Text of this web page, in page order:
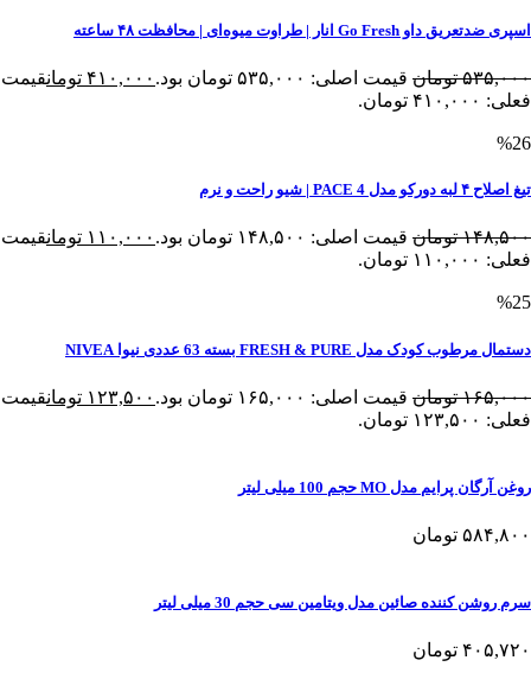
اسپری ضدتعریق داو Go Fresh انار | طراوت میوه‌ای | محافظت ۴۸ ساعته
۵۳۵,۰۰۰ تومان قیمت اصلی: ۵۳۵,۰۰۰ تومان بود. ۴۱۰,۰۰۰ تومانقیمت
فعلی: ۴۱۰,۰۰۰ تومان.
%26
تیغ اصلاح ۴ لبه دورکو مدل PACE 4 | شیو راحت و نرم
۱۴۸,۵۰۰ تومان قیمت اصلی: ۱۴۸,۵۰۰ تومان بود. ۱۱۰,۰۰۰ تومانقیمت
فعلی: ۱۱۰,۰۰۰ تومان.
%25
دستمال مرطوب کودک مدل FRESH & PURE بسته 63 عددی نیوا NIVEA
۱۶۵,۰۰۰ تومان قیمت اصلی: ۱۶۵,۰۰۰ تومان بود. ۱۲۳,۵۰۰ تومانقیمت
فعلی: ۱۲۳,۵۰۰ تومان.
روغن آرگان پرایم مدل MO حجم 100 میلی لیتر
۵۸۴,۸۰۰ تومان
سرم روشن کننده صائین مدل ویتامین سی حجم 30 میلی لیتر
۴۰۵,۷۲۰ تومان